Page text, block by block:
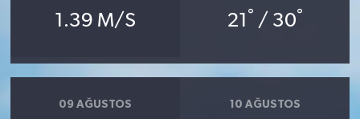
1.39 M/S 21 ° / 30°
09 AĞUSTOS 10 AĞUSTOS